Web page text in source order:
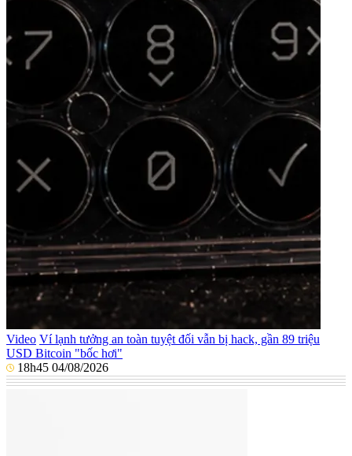
Video Ví lạnh tưởng an toàn tuyệt đối vẫn bị hack, gần 89 triệu
USD Bitcoin "bốc hơi"
18h45 04/08/2026